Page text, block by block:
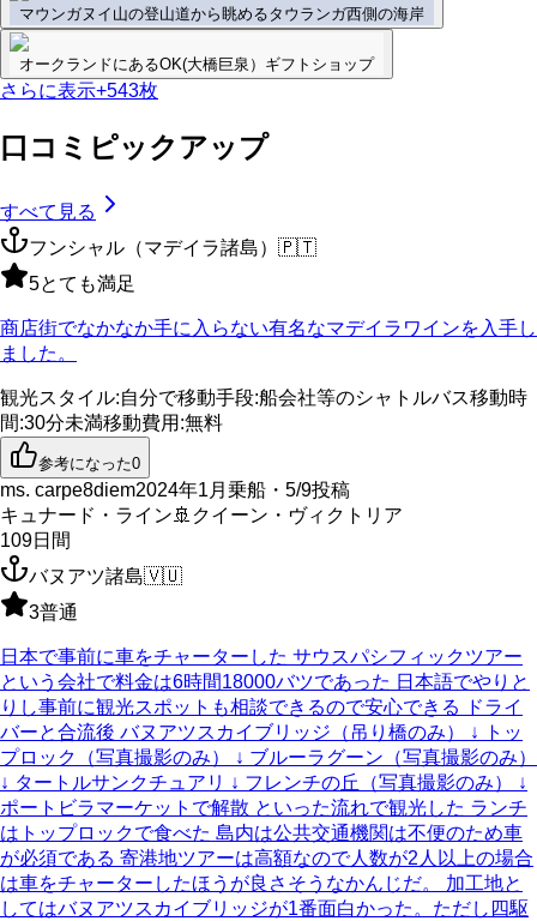
マウンガヌイ山の登山道から眺めるタウランガ西側の海岸
オークランドにあるOK(大橋巨泉）ギフトショップ
さらに表示+543枚
口コミピックアップ
すべて見る
フンシャル（マデイラ諸島） 🇵🇹
5とても満足
商店街でなかなか手に入らない有名なマデイラワインを入手し
ました。
観光スタイル:自分で移動手段:船会社等のシャトルバス移動時
間:30分未満移動費用 :無料
参考になった0
ms. carpe8diem2024年1月乗船・5/9投稿
キュナード・ライン🚢 クイーン・ヴィクトリア
109日間
バヌアツ諸島🇻🇺
3普通
日本で事前に車をチャーターした サウスパシフィックツアー
という会社で料金は6時間18000バツであった 日本語でやりと
りし事前に観光スポットも相談できるので安心できる ドライ
バーと合流後 バヌアツスカイブリッジ（吊り橋のみ） ↓ トッ
プロック（写真撮影のみ） ↓ ブルーラグーン（写真撮影のみ）
↓ タートルサンクチュアリ ↓ フレンチの丘（写真撮影のみ） ↓
ポートビラマーケットで解散 といった流れで観光した ランチ
はトップロックで食べた 島内は公共交通機関は不便のため車
が必須である 寄港地ツアーは高額なので人数が2人以上の場合
は車をチャーターしたほうが良さそうなかんじだ。 加工地と
してはバヌアツスカイブリッジが1番面白かった。ただし四駆